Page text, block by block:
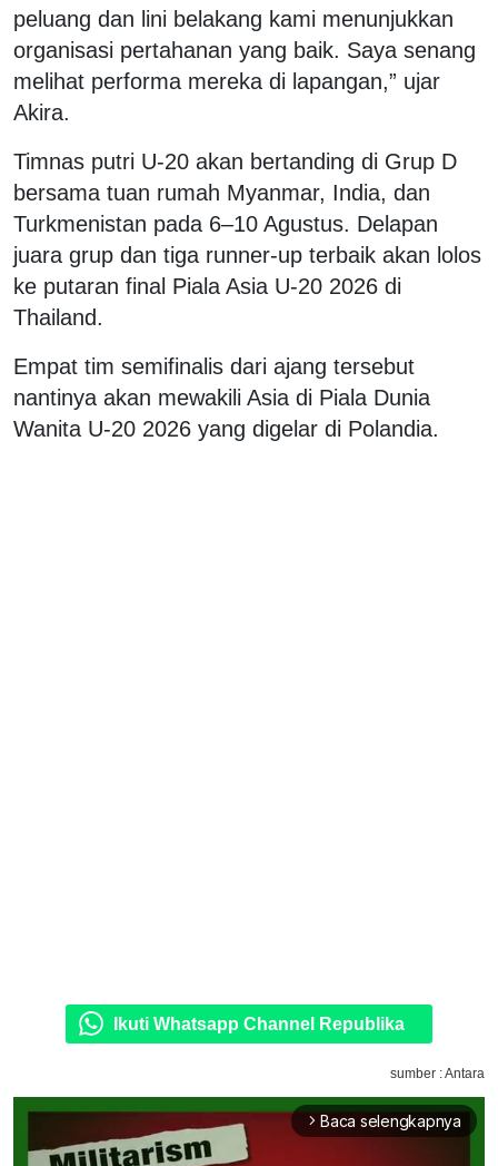
peluang dan lini belakang kami menunjukkan
organisasi pertahanan yang baik. Saya senang
melihat performa mereka di lapangan,” ujar
Akira.
Timnas putri U-20 akan bertanding di Grup D
bersama tuan rumah Myanmar, India, dan
Turkmenistan pada 6–10 Agustus. Delapan
juara grup dan tiga runner-up terbaik akan lolos
ke putaran final Piala Asia U-20 2026 di
Thailand.
Empat tim semifinalis dari ajang tersebut
nantinya akan mewakili Asia di Piala Dunia
Wanita U-20 2026 yang digelar di Polandia.
Ikuti Whatsapp Channel Republika
sumber : Antara
arrow_forward_ios Baca selengkapnya